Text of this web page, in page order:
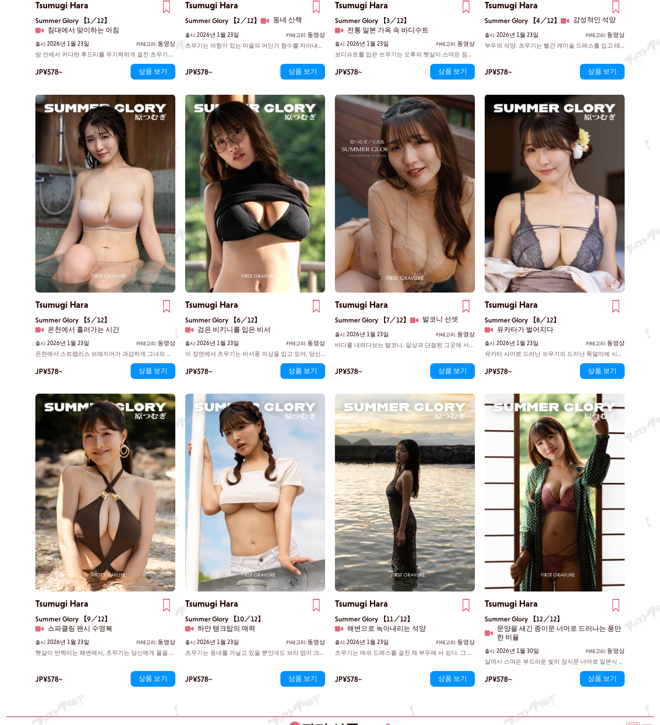
Tsumugi Hara
Summer Glory 【1／12】
침대에서 맞이하는 아침
출시:2026년 1월 23일 카테고리: 동영상
방 안에서 커다란 후드티를 무기력하게 걸친 츠무기.
침대에서 장난스럽게 장난치던 중, 당신의 얼굴이 갑자
기 가까이 다가온다. 시선이 교차하고, 시간이 멈춘 듯
하다. 당신 사이의 그 작은 거리가 가슴 깊은 곳을 꽉 조
JP¥578~ 상품 보기
Tsumugi Hara
Summer Glory 【2／12】 동네 산책
출시:2026년 1월 23일 카테고리: 동영상
츠무기는 어항이 있는 마을의 어딘가 향수를 자아내는
거린다. 햇살에 휩싸인 그녀의 아이컵 가슴이 생기를
띤다. 바다 향기를 실은 상쾌한 바람이 스쳐 지나가며
그녀의 머리카락을 부드럽게 휘날리게 한다. 달콤하게
JP¥578~ 상품 보기
Tsumugi Hara
Summer Glory 【3／12】
전통 일본 가옥 속 바디수트
출시:2026년 1월 23일 카테고리: 동영상
보디슈트를 입은 쓰무기는 오후의 햇살이 스며든 침대
에 나른하게 누워 있다. 발레로 단련된 그녀의 유연한
몸매는 부드러운 곡선을 그리며 보는 이에게 말을 건넨
다. 마치 비밀을 털어놓으려는 듯 그녀의 시선이 가까
JP¥578~ 상품 보기
Tsumugi Hara
Summer Glory 【4／12】 감성적인 석양
출시:2026년 1월 23일 카테고리: 동영상
부두의 석양. 츠무기는 빨간 캐미솔 드레스를 입고 테
자락이 뜻밖에도 흔들리며, 그녀의 절대 영역이 살짝
드러났다 숨었다 한다.
JP¥578~ 상품 보기
Tsumugi Hara
Summer Glory 【5／12】
온천에서 흘러가는 시간
출시:2026년 1월 23일 카테고리: 동영상
온천에서 스트랩리스 브래지어가 과감하게 그녀의 데
콜테를 드러내며, 시선은 자연스레 쓰무기의 곡선미로
향한다. 젖은 머릿결이 피부에 달라붙고, 그녀의 표정
에는 다소 장난기 어린 매력이 배어 있다. 바로 그곳에
녀다.
JP¥578~ 상품 보기
Tsumugi Hara
Summer Glory 【6／12】
검은 비키니를 입은 비서
출시:2026년 1월 23일 카테고리: 동영상
이 장면에서 츠무기는 비서풍 의상을 입고 있어, 당신
의 모든 바람을 받아들일 듯 포근한 온기를 풍깁니다.
검은 비키니는 그녀의 부드러운 몸매 라인을 더욱 돋보
이게 하며, 그저 바라보기만 해도 정신을 잃을 지경입
JP¥578~ 상품 보기
Tsumugi Hara
Summer Glory 【7／12】 발코니 선셋
출시:2026년 1월 23일 카테고리: 동영상
바다를 내려다보는 발코니. 일상과 단절된 그곳에 서
조각된 몸에 아름다운 그림자를 드리운다. 그녀가 돌아
서자, 그 시선에는 달콤함이 담겨 있다.
JP¥578~ 상품 보기
Tsumugi Hara
Summer Glory 【8／12】
유카타가 벌어지다
출시:2026년 1월 23일 카테고리: 동영상
유카타 사이로 드러난 쓰무기의 드러난 목덜미에 시선
이 저절로 끌린다. 유카타의 부드러운 틈 사이로 허벅
지 안쪽의 맨살이 살짝 비친다. 그녀는 자신의 허벅지
를 따라 손끝을 살며시 스친다—더 이상 숨길 생각은 전
JP¥578~ 상품 보기
Tsumugi Hara
Summer Glory 【9／12】
스파클링 팬시 수영복
출시:2026년 1월 23일 카테고리: 동영상
햇살이 반짝이는 해변에서, 츠무기는 당신에게 물을 뿌
느낌을 주는 대담한 하이레그 수영복을 입고 있다. 목
선의 세로로 갈라진 디자인은 자연스럽게 시선을 그녀
의 가슴골로 이끌어, 눈부신 그녀의 존재감에서 눈을
JP¥578~ 상품 보기
Tsumugi Hara
Summer Glory 【10／12】
하얀 탱크탑의 매력
출시:2026년 1월 23일 카테고리: 동영상
츠무기는 동네를 거닐고 있을 뿐인데도 브라 없이 크롭
한 척하는 그녀에게 오히려 당신이 당황하게 된다. 그
녀가 발끝으로 쭉 뻗을 때마다 당신은 어디를 봐야 할
JP¥578~ 상품 보기
Tsumugi Hara
Summer Glory 【11／12】
해변으로 녹아내리는 석양
출시:2026년 1월 23일 카테고리: 동영상
츠무기는 메쉬 드레스를 걸친 채 부두에 서 있다. 그 아
는 시간의 흐름 속에서 두 사람의 실루엣은 석양 속으
로 녹아들며 조용히 하나가 된다.
JP¥578~ 상품 보기
Tsumugi Hara
Summer Glory 【12／12】
문양을 새긴 종이문 너머로 드러나는 풍만
한 비율
출시:2026년 1월 30일 카테고리: 동영상
살며시 스며든 부드러운 빛이 장지문 너머로 일본식 방
안으로 스며들었다. 불필요한 것은 아무것도 없는 공
간. 쓰무기는 천천히 허리끈 아래로 손가락을 걸고, 망
설이는 듯한 동작으로 천이 풀려나갔다. 그다음 순간,
JP¥578~ 상품 보기